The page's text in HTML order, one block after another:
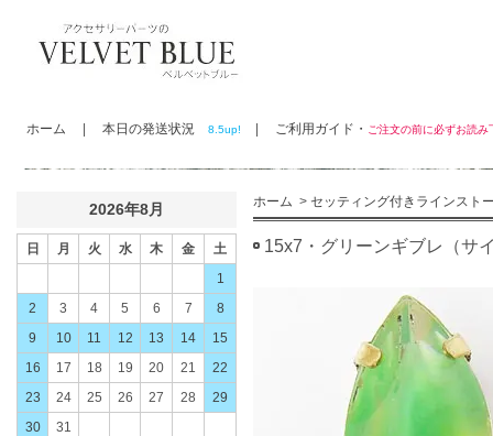
ホーム 本日の発送状況 8.5up! ご利用ガイド・ ご注文の前に必ずお読
ホーム > セッティング付きラインスト
15x7・グリーンギブレ（サ
2026年8月
日 月 火 水 木 金
土
1
2
3 4 5 6 7
8
9
10 11 12 13 14
15
16
17 18 19 20 21
22
23
24 25 26 27 28
29
30
31